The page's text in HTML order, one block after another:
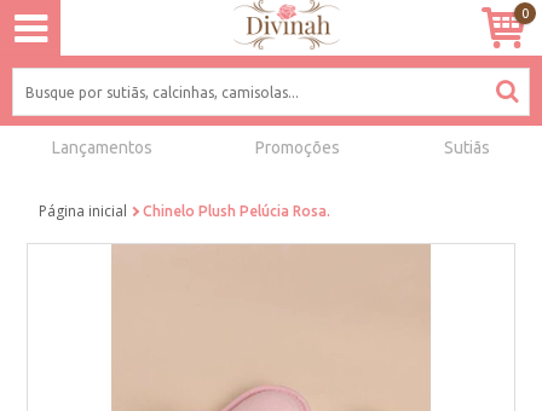
0
Lançamentos Promoções Sutiãs
Página inicial Chinelo Plush Pelúcia Rosa.